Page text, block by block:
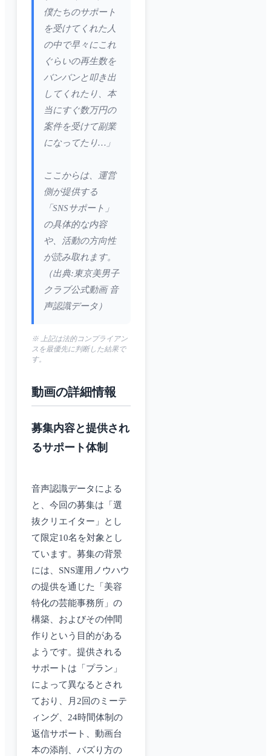
僕たちのサポート
を受けてくれた人
の中で早々にこれ
ぐらいの再生数を
バンバンと叩き出
してくれたり、本
当にすぐ数万円の
案件を受けて副業
になってたり…」
ここからは、運営
側が提供する
「SNSサポート」
の具体的な内容
や、活動の方向性
が読み取れます。
（出典:東京美男子
クラブ公式動画 音
声認識データ）
※ 上記は法的コンプライアン
スを最優先に判断した結果で
す。
動画の詳細情報
募集内容と提供され
るサポート体制
音声認識データによる
と、今回の募集は「選
抜クリエイター」とし
て限定10名を対象とし
ています。募集の背景
には、SNS運用ノウハウ
の提供を通じた「美容
特化の芸能事務所」の
構築、およびその仲間
作りという目的がある
ようです。提供される
サポートは「プラン」
によって異なるとされ
ており、月2回のミーテ
ィング、24時間体制の
返信サポート、動画台
本の添削、バズり方の